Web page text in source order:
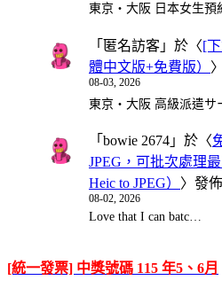
東京・大阪 日本女生預
「 匿名訪客 」於〈[
體中文版+免費版）
08-03, 2026
東京・大阪 高級派遣サ
「 bowie 2674 」於〈
JPEG，可批次處理
Heic to JPEG） 〉發
08-02, 2026
Love that I can batc…
[統一發票] 中獎號碼 115 年5、6月